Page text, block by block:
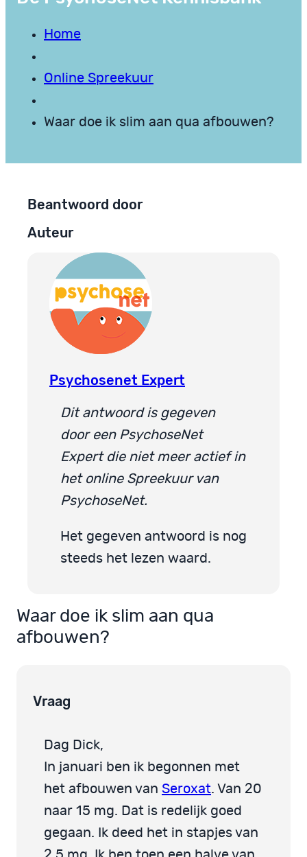
Home
Online Spreekuur
Waar doe ik slim aan qua afbouwen?
Beantwoord door
Auteur
Psychosenet Expert
Dit antwoord is gegeven
door een PsychoseNet
Expert die niet meer actief in
het online Spreekuur van
PsychoseNet.
Het gegeven antwoord is nog
steeds het lezen waard.
Waar doe ik slim aan qua
afbouwen?
Vraag
Dag Dick,
In januari ben ik begonnen met
het afbouwen van Seroxat. Van 20
naar 15 mg. Dat is redelijk goed
gegaan. Ik deed het in stapjes van